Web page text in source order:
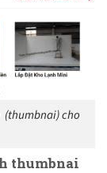
(thumbnai) cho
thumbnai